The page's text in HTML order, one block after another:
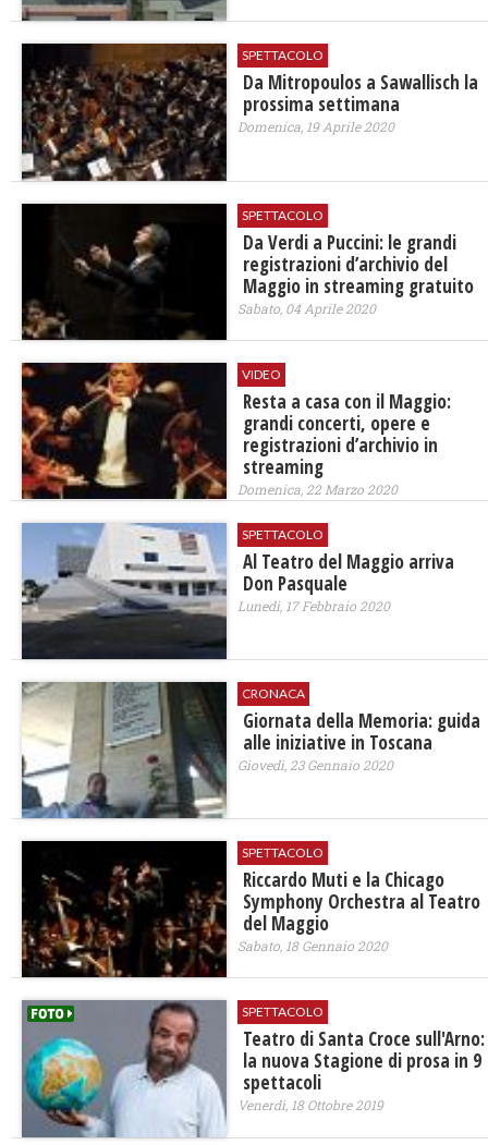
SPETTACOLO
Da Mitropoulos a Sawallisch la
prossima settimana
Domenica, 19 Aprile 2020
SPETTACOLO
Da Verdi a Puccini: le grandi
registrazioni d’archivio del
Maggio in streaming gratuito
Sabato, 04 Aprile 2020
VIDEO
Resta a casa con il Maggio:
grandi concerti, opere e
registrazioni d’archivio in
streaming
Domenica, 22 Marzo 2020
SPETTACOLO
Al Teatro del Maggio arriva
Don Pasquale
Lunedì, 17 Febbraio 2020
CRONACA
Giornata della Memoria: guida
alle iniziative in Toscana
Giovedì, 23 Gennaio 2020
SPETTACOLO
Riccardo Muti e la Chicago
Symphony Orchestra al Teatro
del Maggio
Sabato, 18 Gennaio 2020
SPETTACOLO
Teatro di Santa Croce sull'Arno:
la nuova Stagione di prosa in 9
spettacoli
Venerdì, 18 Ottobre 2019